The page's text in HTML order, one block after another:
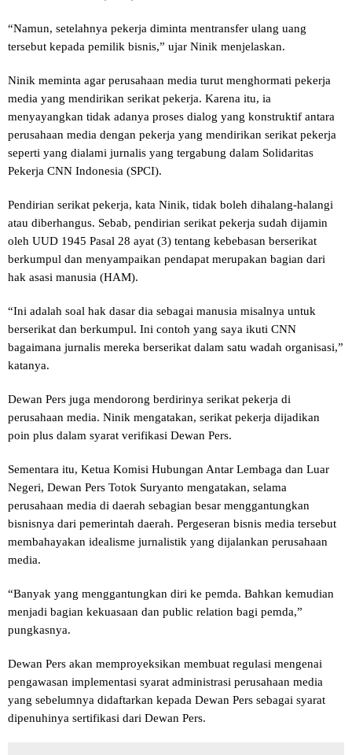
“Namun, setelahnya pekerja diminta mentransfer ulang uang
tersebut kepada pemilik bisnis,” ujar Ninik menjelaskan.
Ninik meminta agar perusahaan media turut menghormati pekerja
media yang mendirikan serikat pekerja. Karena itu, ia
menyayangkan tidak adanya proses dialog yang konstruktif antara
perusahaan media dengan pekerja yang mendirikan serikat pekerja
seperti yang dialami jurnalis yang tergabung dalam Solidaritas
Pekerja CNN Indonesia (SPCI).
Pendirian serikat pekerja, kata Ninik, tidak boleh dihalang-halangi
atau diberhangus. Sebab, pendirian serikat pekerja sudah dijamin
oleh UUD 1945 Pasal 28 ayat (3) tentang kebebasan berserikat
berkumpul dan menyampaikan pendapat merupakan bagian dari
hak asasi manusia (HAM).
“Ini adalah soal hak dasar dia sebagai manusia misalnya untuk
berserikat dan berkumpul. Ini contoh yang saya ikuti CNN
bagaimana jurnalis mereka berserikat dalam satu wadah organisasi,”
katanya.
Dewan Pers juga mendorong berdirinya serikat pekerja di
perusahaan media. Ninik mengatakan, serikat pekerja dijadikan
poin plus dalam syarat verifikasi Dewan Pers.
Sementara itu, Ketua Komisi Hubungan Antar Lembaga dan Luar
Negeri, Dewan Pers Totok Suryanto mengatakan, selama
perusahaan media di daerah sebagian besar menggantungkan
bisnisnya dari pemerintah daerah. Pergeseran bisnis media tersebut
membahayakan idealisme jurnalistik yang dijalankan perusahaan
media.
“Banyak yang menggantungkan diri ke pemda. Bahkan kemudian
menjadi bagian kekuasaan dan public relation bagi pemda,”
pungkasnya.
Dewan Pers akan memproyeksikan membuat regulasi mengenai
pengawasan implementasi syarat administrasi perusahaan media
yang sebelumnya didaftarkan kepada Dewan Pers sebagai syarat
dipenuhinya sertifikasi dari Dewan Pers.